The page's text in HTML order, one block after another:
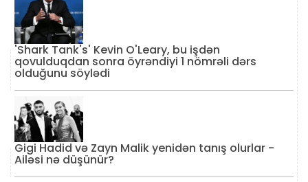
'Shark Tank's' Kevin O'Leary, bu işdən
qovulduqdan sonra öyrəndiyi 1 nömrəli dərs
olduğunu söylədi
Gigi Hadid və Zayn Malik yenidən tanış olurlar -
Ailəsi nə düşünür?